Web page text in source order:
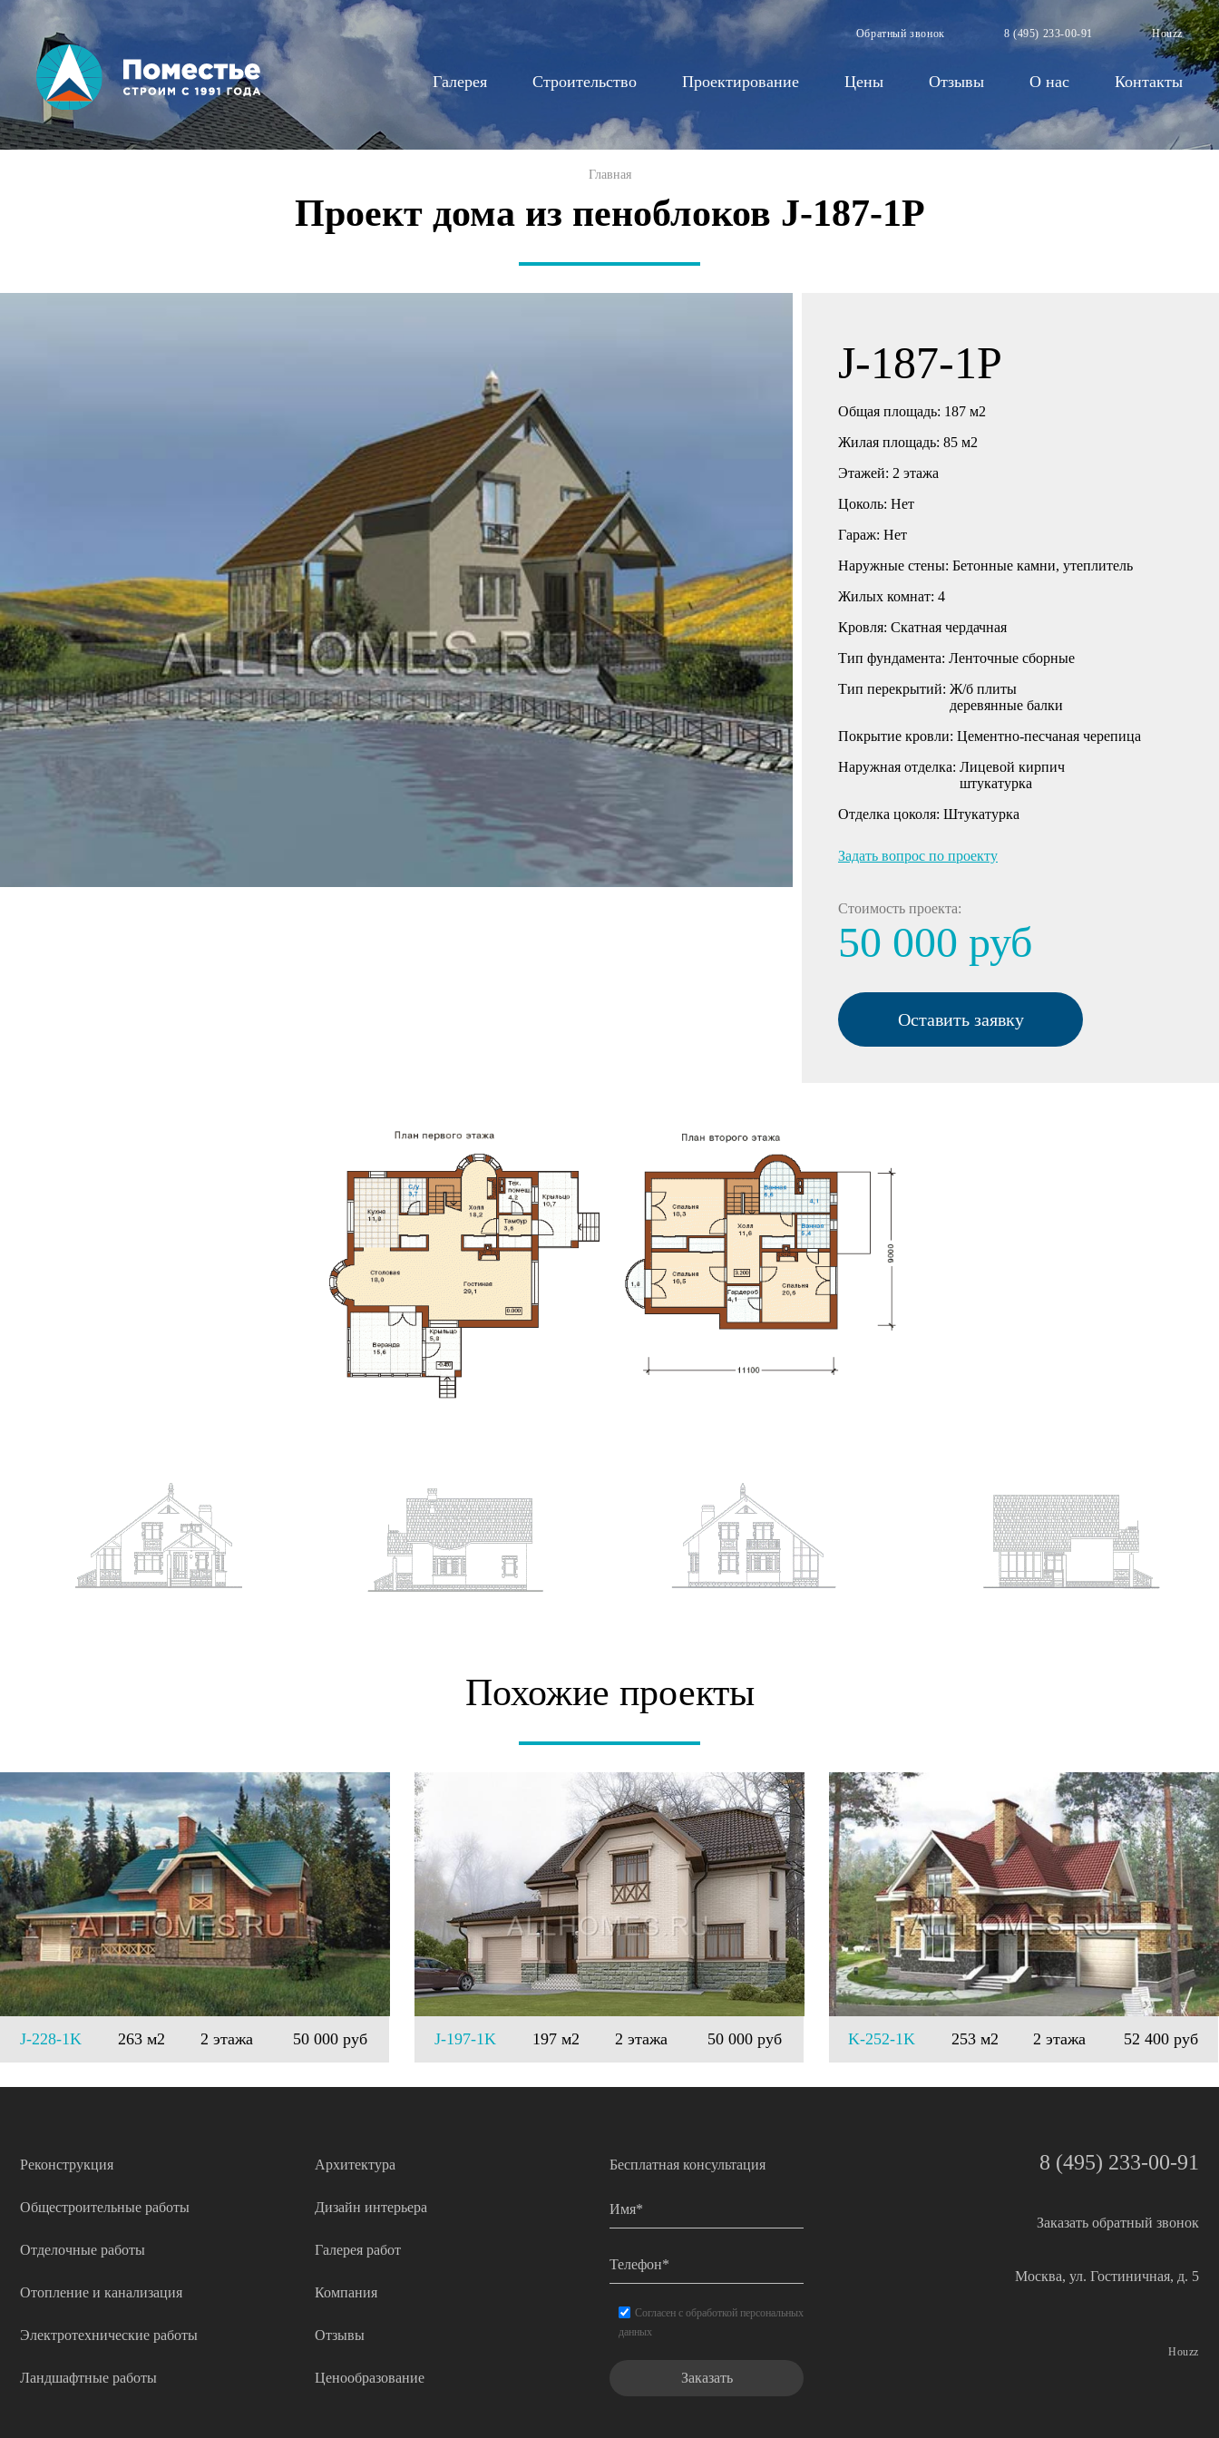
основному
Обратный звонок 8 (495) 233-00-91 Houzz
Галерея Строительство Проектирование Цены Отзывы О нас Контакты
Главная
Проект дома из пеноблоков J-187-1P
J-187-1P
Общая площадь: 187 м2
Жилая площадь: 85 м2
Этажей: 2 этажа
Цоколь: Нет
Гараж: Нет
Наружные стены: Бетонные камни, утеплитель
Жилых комнат: 4
Кровля: Скатная чердачная
Тип фундамента: Ленточные сборные
Тип перекрытий: Ж/б плиты
деревянные балки
Покрытие кровли: Цементно-песчаная черепица
Наружная отделка: Лицевой кирпич
штукатурка
Отделка цоколя: Штукатурка
Задать вопрос по проекту
Стоимость проекта:
50 000 руб
Оставить заявку
Похожие проекты
J-228-1K 263 м2 2 этажа 50 000 руб J-197-1K 197 м2 2 этажа 50 000 руб K-252-1K 253 м2 2 этажа 52 400 руб
Реконструкция
Общестроительные работы
Отделочные работы
Отопление и канализация
Электротехнические работы
Ландшафтные работы
Архитектура
Дизайн интерьера
Галерея работ
Компания
Отзывы
Ценообразование
Бесплатная консультация
Имя
Телефон
Согласие*
Согласен с обработкой персональных
данных
8 (495) 233-00-91
Заказать обратный звонок
Москва, ул. Гостиничная, д. 5
Houzz